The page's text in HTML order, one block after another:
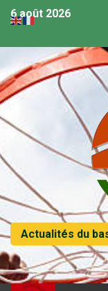
6 août 2026
Actualités du